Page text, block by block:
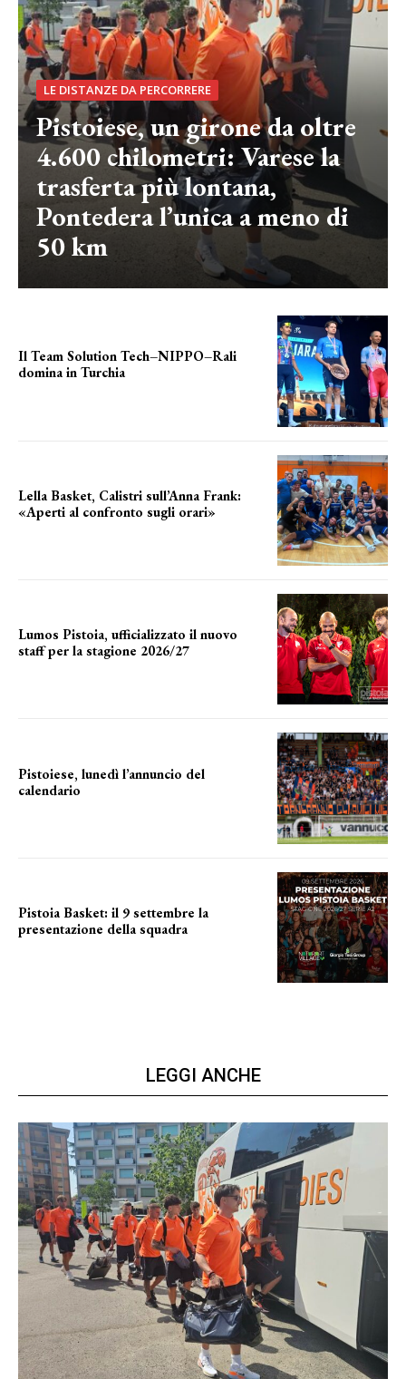
LE DISTANZE DA PERCORRERE
Pistoiese, un girone da oltre
4.600 chilometri: Varese la
trasferta più lontana,
Pontedera l’unica a meno di
50 km
Il Team Solution Tech–NIPPO–Rali
domina in Turchia
Lella Basket, Calistri sull’Anna Frank:
«Aperti al confronto sugli orari»
Lumos Pistoia, ufficializzato il nuovo
staff per la stagione 2026/27
Pistoiese, lunedì l’annuncio del
calendario
Pistoia Basket: il 9 settembre la
presentazione della squadra
LEGGI ANCHE